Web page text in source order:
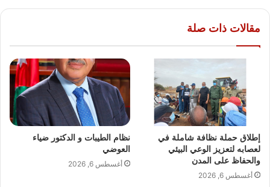
مقالات ذات صلة
إطلاق حملة نظافة شاملة في
لعصابه لتعزيز الوعي البيئي
والحفاظ على المدن
أغسطس 6, 2026
نظام الطيبات و الدكتور ضياء
العوضي
أغسطس 6, 2026